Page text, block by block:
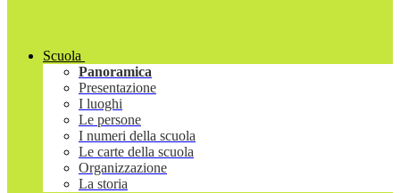
Scuola
Panoramica
Presentazione
I luoghi
Le persone
I numeri della scuola
Le carte della scuola
Organizzazione
La storia